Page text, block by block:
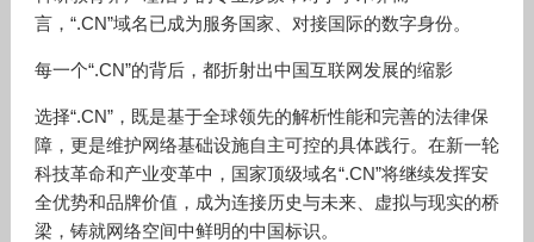
言， “.CN”域名已成为服务国家、对接国际的数字身份。
每一个“.CN”的背后，都折射出中国互联网发展的缩影
选择“.CN”，既是基于全球领先的解析性能和完善的法律保
障，更是维护网络基础设施自主可控的具体践行。在新一轮
科技革命和产业变革中，国家顶级域名“.CN”将继续发挥安
全优势和品牌价值，成为连接历史与未来、虚拟与现实的桥
梁，铸就网络空间中鲜明的中国标识。